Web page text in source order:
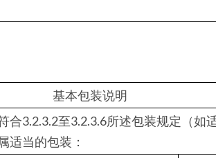
包装说明
合3.2.3.2至3.2.3.6所述包装规定（如
适当的包装：